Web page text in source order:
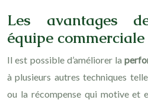
Les avantages
équipe commerciale
Il est possible d’améliorer la
à plusieurs autres techniques
ou la récompense qui motive et